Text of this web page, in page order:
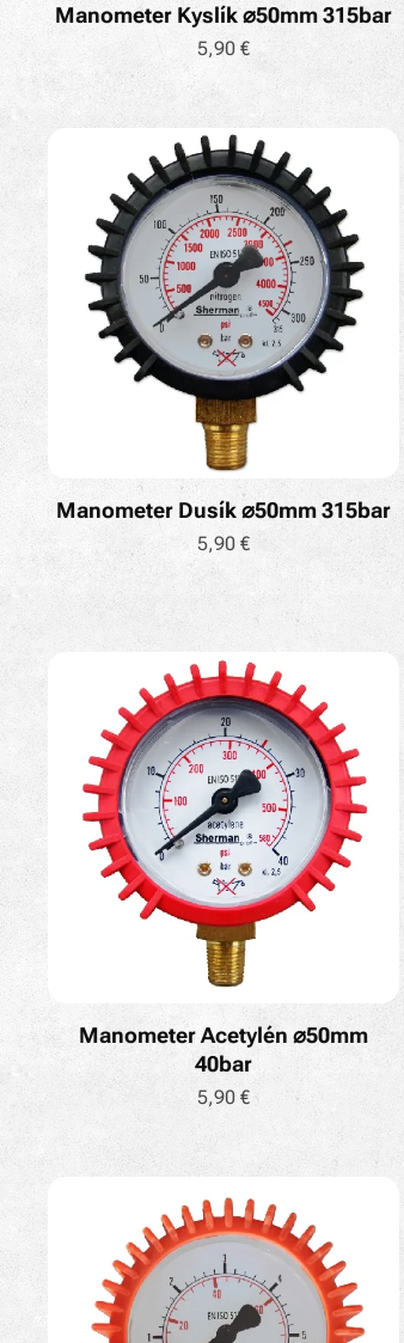
Manometer Kyslík ⌀50mm 315bar
5,90€
Manometer Dusík ⌀50mm 315bar
5,90€
Manometer Acetylén ⌀50mm
40bar
5,90€